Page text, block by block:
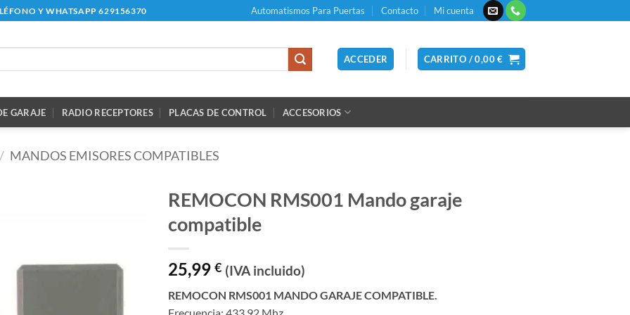
Y WHATSAPP 629156370 Automatismos Para Puertas Contacto Mi cuenta
ACCEDER CARRITO /0,00€
GARAJE RADIO RECEPTORES PLACAS DE CONTROL ACCESORIOS
/ MANDOS EMISORES COMPATIBLES
REMOCON RMS001 Mando garaje
compatible
25,99 € (IVA incluido)
REMOCON RMS001 MANDO GARAJE COMPATIBLE.